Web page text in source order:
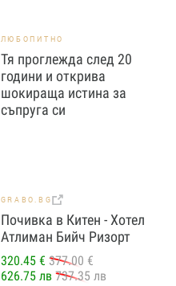
ЛЮБОПИТНО
Тя проглежда след 20
години и открива
шокираща истина за
съпруга си
GRABO.BG
Почивка в Китен - Хотел
Атлиман Бийч Ризорт
320.45 € 377.00 €
626.75 лв 737.35 лв